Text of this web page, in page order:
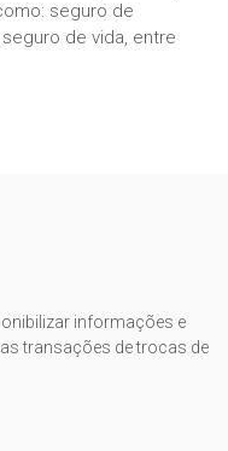
seguro de
de vida, entre
informações e
transações de trocas de